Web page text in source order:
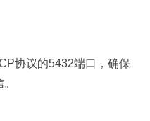
协议的5432端口，确保